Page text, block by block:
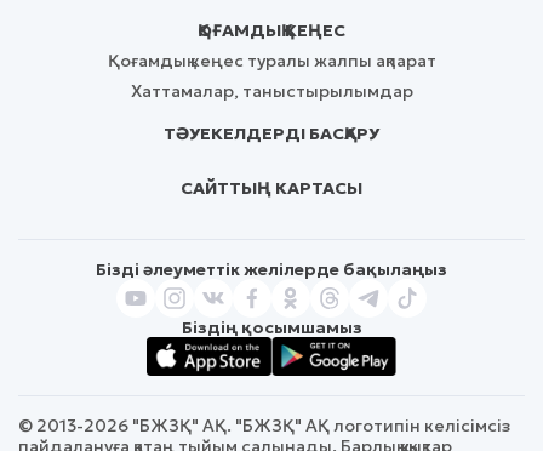
ҚОҒАМДЫҚ КЕҢЕС
Қоғамдық кеңес туралы жалпы ақпарат
Хаттамалар, таныстырылымдар
ТӘУЕКЕЛДЕРДІ БАСҚАРУ
САЙТТЫҢ КАРТАСЫ
Бізді әлеуметтік желілерде бақылаңыз
Біздің қосымшамыз
© 2013-2026 "БЖЗҚ" АҚ. "БЖЗҚ" АҚ логотипін келісімсіз
пайдалануға қатаң тыйым салынады. Барлық құқықтар